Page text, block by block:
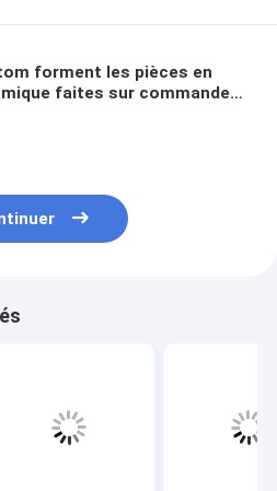
forment les pièces en
faites sur commande